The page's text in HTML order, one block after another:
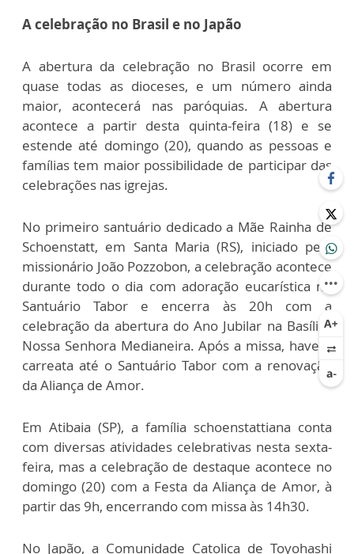
A celebração no Brasil e no Japão
A abertura da celebração no Brasil ocorre em
quase todas as dioceses, e um número ainda
maior, acontecerá nas paróquias. A abertura
acontece a partir desta quinta-feira (18) e se
estende até domingo (20), quando as pessoas e
famílias tem maior possibilidade de participar das
celebrações nas igrejas.
No primeiro santuário dedicado a Mãe Rainha de
Schoenstatt, em Santa Maria (RS), iniciado pelo
missionário João Pozzobon, a celebração acontece
durante todo o dia com adoração eucarística no
Santuário Tabor e encerra às 20h com a
celebração da abertura do Ano Jubilar na Basílica
Nossa Senhora Medianeira. Após a missa, haverá
carreata até o Santuário Tabor com a renovação
da Aliança de Amor.
Em Atibaia (SP), a família schoenstattiana conta
com diversas atividades celebrativas nesta sexta-
feira, mas a celebração de destaque acontece no
domingo (20) com a Festa da Aliança de Amor, à
partir das 9h, encerrando com missa às 14h30.
No Japão, a Comunidade Catolica de Toyohashi